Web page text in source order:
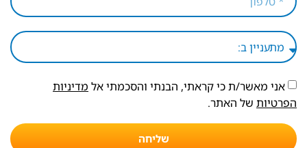
אני מאשר/ת כי קראתי, הבנתי והסכמתי אל מדיניות
הפרטיות של האתר.
שליחה